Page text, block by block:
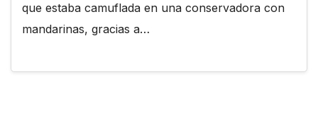
que estaba camuflada en una conservadora con
mandarinas, gracias a…